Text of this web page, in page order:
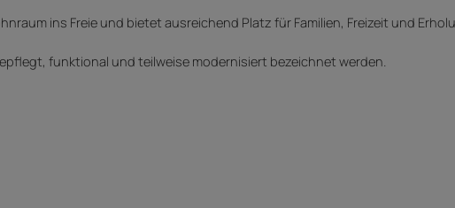
ins Freie und bietet ausreichend Platz für Familien, Freizeit und
funktional und teilweise modernisiert bezeichnet werden.